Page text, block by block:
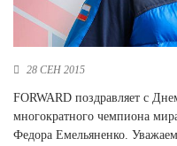
Новосибирская область (3)
Омская область (5)
Республика Крым (1)
Республика Татарстан (2)
Ростовская область (2)
28 СЕН 2015
FORWARD поздравляет с
многократного чемпиона
Федора Емельяненко.